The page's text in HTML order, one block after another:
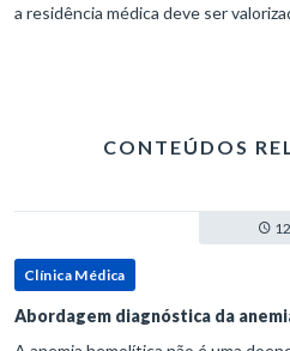
a residência médica deve ser
CONTEÚDOS
Clínica Médica
Abordagem diagnóstica da